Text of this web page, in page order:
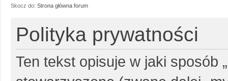
Skocz do: Strona główna forum
Polityka prywatności
Ten tekst opisuje w jaki sposób